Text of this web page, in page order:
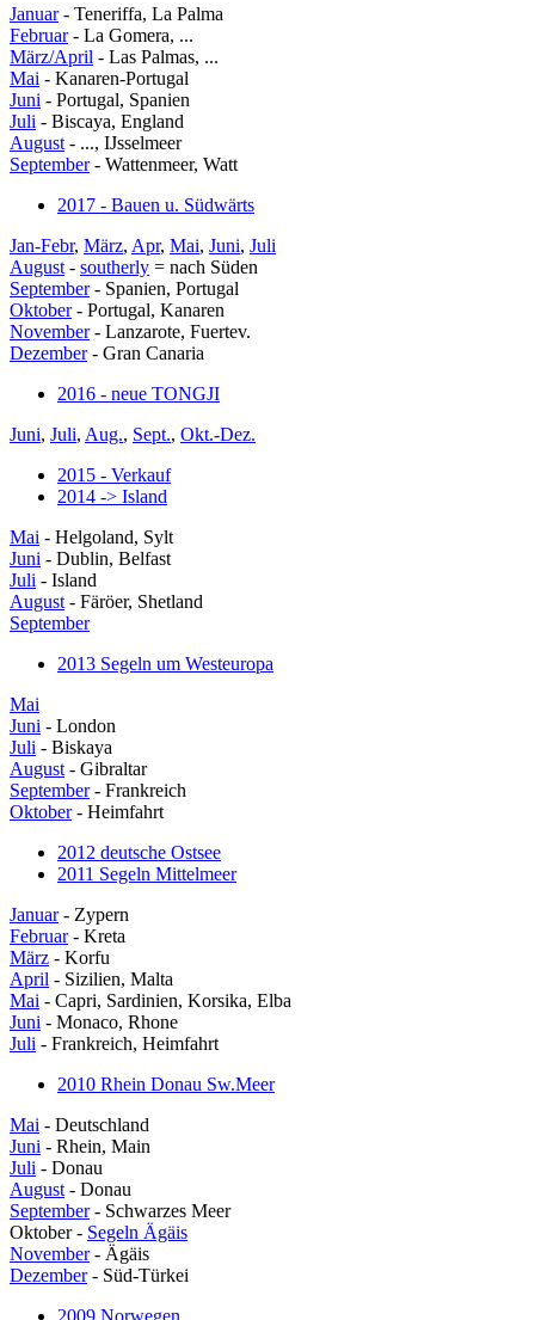
Januar- Teneriffa, La Palma
Februar- La Gomera, ...
März/April - Las Palmas, ...
Mai - Kanaren-Portugal
Juni - Portugal, Spanien
Juli - Biscaya, England
August - ..., IJsselmeer
September- Wattenmeer, Watt
2017 - Bauen u. Südwärts
Jan-Febr, März, Apr, Mai, Juni, Juli
August - southerly = nach Süden
September- Spanien, Portugal
Oktober- Portugal, Kanaren
November- Lanzarote, Fuertev.
Dezember- Gran Canaria
2016 - neue TONGJI
Juni, Juli, Aug., Sept., Okt.-Dez.
2015 - Verkauf
2014 -> Island
Mai - Helgoland, Sylt
Juni - Dublin, Belfast
Juli - Island
August - Färöer, Shetland
September
2013 Segeln um Westeuropa
Mai
Juni - London
Juli - Biskaya
August - Gibraltar
September- Frankreich
Oktober- Heimfahrt
2012 deutsche Ostsee
2011 Segeln Mittelmeer
Januar- Zypern
Februar- Kreta
März - Korfu
April - Sizilien, Malta
Mai - Capri, Sardinien, Korsika, Elba
Juni - Monaco, Rhone
Juli - Frankreich, Heimfahrt
2010 Rhein Donau Sw.Meer
Mai - Deutschland
Juni - Rhein, Main
Juli - Donau
August - Donau
September- Schwarzes Meer
Oktober - Segeln Ägäis
November- Ägäis
Dezember- Süd-Türkei